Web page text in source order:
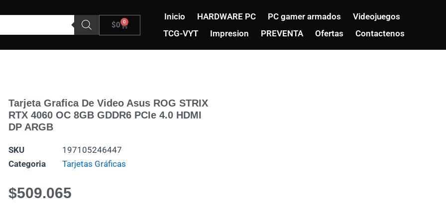
$0 0
Carrito
Inicio HARDWARE PC PC gamer armados
Videojuegos
TCG-VYT
Impresion PREVENTA Ofertas Contactenos
Tarjeta Grafica De Video Asus ROG STRIX
RTX 4060 OC 8GB GDDR6 PCIe 4.0 HDMI
DP ARGB
SKU
197105246447
Categoria
Tarjetas Gráficas
$509.065